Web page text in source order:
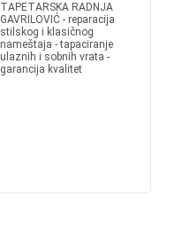
TAPETARSKA RADNJA
GAVRILOVIĆ - reparacija
stilskog i klasičnog
nameštaja - tapaciranje
ulaznih i sobnih vrata -
garancija kvalitet